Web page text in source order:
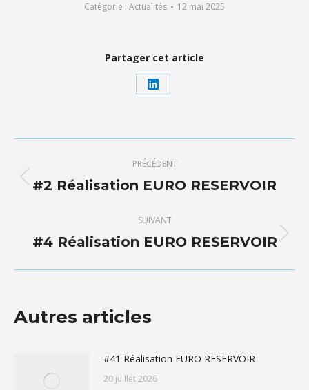
Catégorie : Actualités 12 mai 2025
Partager cet article
Partager
LinkedIn
article
PRÉCÉDENT
Article
:
#2 Réalisation EURO RESERVOIR
SUIVANT
Article
#4 Réalisation EURO RESERVOIR
Autres articles
#41 Réalisation EURO RESERVOIR
20 juillet 2026